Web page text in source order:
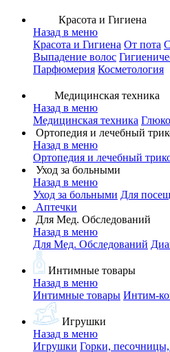
Красота и Гигиена
Назад в меню
Красота и Гигиена От пота
Выпадение волос
Парфюмерия Косметология
Медицинская техника
Назад в меню
Медицинская техника
Ортопедия и лечебный
Назад в меню
Ортопедия и лечебный
Уход за больными
Назад в меню
Уход за больными Для
Аптечки
Для Мед. Обследований
Назад в меню
Для Мед. Обследований
Интимные товары
Назад в меню
Интимные товары Интим-
Игрушки
Назад в меню
Игрушки Горки,